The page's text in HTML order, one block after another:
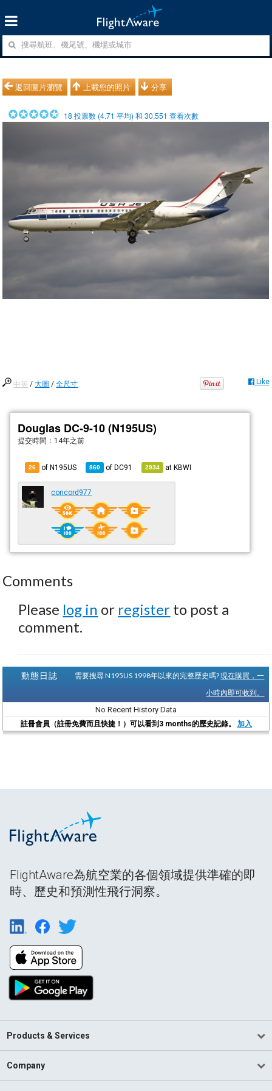
返回圖片瀏覽 上載您的照片 分享
18 投票数 (4.71 平均) 和30,551 查看次數
中等 /大圖 /全尺寸 Like
Douglas DC-9-10 (N195US)
提交時間： 14年之前
26 of N195US 860 ofDC91 2934 atKBWI
concord977
Comments
Please log in or register to post a
comment.
動態日誌 需要搜尋 N195US 1998年以來的完整歷史嗎?現在購買，一
小時內即可收到。
No Recent History Data
註冊會員（註冊免費而且快捷！）可以看到3 months的歷史記錄。 加入
FlightAware為航空業的各個領域提供準確的即
時、歷史和預測性飛行洞察。
Products & Services
Company